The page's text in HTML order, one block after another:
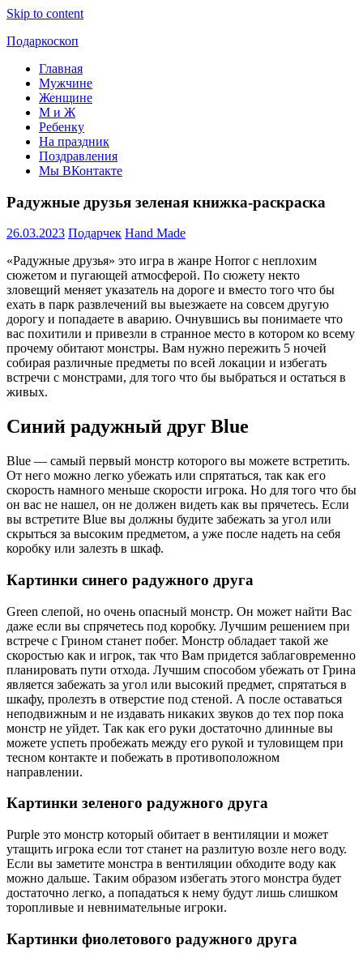
Skip to content
Подаркоскоп
Поможем
выбрать
подарить
Главная
Мужчине
Женщине
М и Ж
Ребенку
На праздник
Поздравления
Мы ВКонтакте
Радужные друзья зеленая книжка-раскраска
26.03.2023 Подарчек Hand Made
«Радужные друзья» это игра в жанре Horror с неплохим
сюжетом и пугающей атмосферой. По сюжету некто
зловещий меняет указатель на дороге и вместо того что бы
ехать в парк развлечений вы выезжаете на совсем другую
дорогу и попадаете в аварию. Очнувшись вы понимаете что
вас похитили и привезли в странное место в котором ко всему
прочему обитают монстры. Вам нужно пережить 5 ночей
собирая различные предметы по всей локации и избегать
встречи с монстрами, для того что бы выбраться и остаться в
живых.
Синий радужный друг Blue
Blue — самый первый монстр которого вы можете встретить.
От него можно легко убежать или спрятаться, так как его
скорость намного меньше скорости игрока. Но для того что бы
он вас не нашел, он не должен видеть как вы прячетесь. Если
вы встретите Blue вы должны будите забежать за угол или
скрыться за высоким предметом, а уже после надеть на себя
коробку или залезть в шкаф.
Картинки синего радужного друга
Green слепой, но очень опасный монстр. Он может найти Вас
даже если вы спрячетесь под коробку. Лучшим решением при
встрече с Грином станет побег. Монстр обладает такой же
скоростью как и игрок, так что Вам придется заблаговременно
планировать пути отхода. Лучшим способом убежать от Грина
является забежать за угол или высокий предмет, спрятаться в
шкафу, пролезть в отверстие под стеной. А после оставаться
неподвижным и не издавать никаких звуков до тех пор пока
монстр не уйдет. Так как его руки достаточно длинные вы
можете успеть пробежать между его рукой и туловищем при
тесном контакте и побежать в противоположном
направлении.
Картинки зеленого радужного друга
Purple это монстр который обитает в вентиляции и может
утащить игрока если тот станет на разлитую возле него воду.
Если вы заметите монстра в вентиляции обходите воду как
можно дальше. Таким образом избегать этого монстра будет
достаточно легко, а попадаться к нему будут лишь слишком
торопливые и невнимательные игроки.
Картинки фиолетового радужного друга